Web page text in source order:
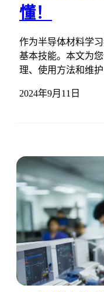
懂！
作为半导体材料学
基本技能。本文为
理、使用方法和维
2024年9月11日